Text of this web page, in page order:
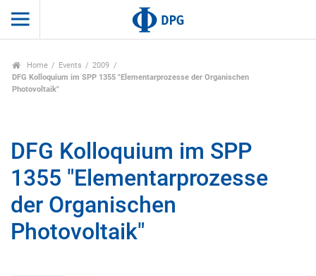
Home Events
2009
DFG Kolloquium im SPP 1355 "Elementarprozesse der Organischen
Photovoltaik"
DFG Kolloquium im SPP
1355 "Elementarprozesse
der Organischen
Photovoltaik"